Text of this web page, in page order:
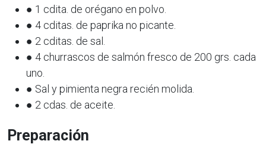
● 1 cdita. de orégano en polvo.
● 4 cditas. de paprika no picante.
● 2 cditas. de sal.
● 4 churrascos de salmón fresco de 200 grs. cada
uno.
● Sal y pimienta negra recién molida.
● 2 cdas. de aceite.
Preparación